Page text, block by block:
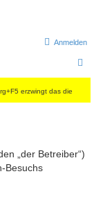
Anmelden
u
erzwingt das die
„der Betreiber“)
Besuchs